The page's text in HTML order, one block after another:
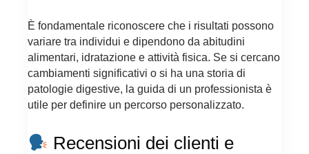
È fondamentale riconoscere che i risultati possono
variare tra individui e dipendono da abitudini
alimentari, idratazione e attività fisica. Se si cercano
cambiamenti significativi o si ha una storia di
patologie digestive, la guida di un professionista è
utile per definire un percorso personalizzato.
Recensioni dei clienti e